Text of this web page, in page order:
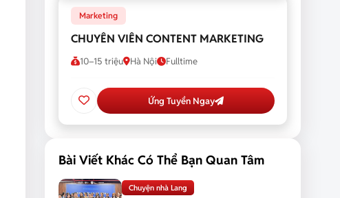
Marketing
CHUYÊN VIÊN CONTENT MARKETING
10–15 triệu Hà Nội Fulltime
Ứng Tuyển Ngay
Bài Viết Khác Có Thể Bạn Quan Tâm
Chuyện nhà Lang